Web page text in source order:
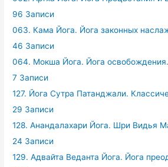
96 Записи
063. Кама Йога. Йога законных
46 Записи
064. Мокша Йога. Йога освобождения.
7 Записи
127. Йога Сутра Патанджали.
29 Записи
128. Анандалахари Йога. Шри Видья
24 Записи
129. Адвайта Веданта Йога. Йога